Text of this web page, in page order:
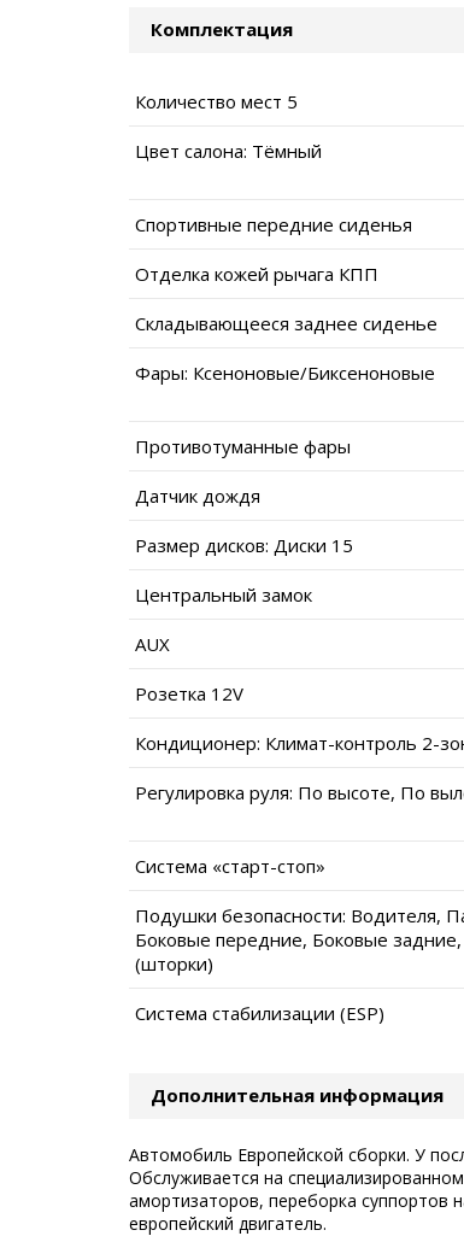
Комплектация
Количество мест 5
Цвет салона: Тёмный
Спортивные передние сиденья
Отделка кожей рычага КПП
Складывающееся заднее сиденье
Фары: Ксеноновые/Биксеноновые
Противотуманные фары
Датчик дождя
Размер дисков: Диски 15
Центральный замок
AUX
Розетка 12V
Кондиционер: Климат-контроль 2-
Регулировка руля: По высоте, По
Система «старт-стоп»
Подушки безопасности: Водителя,
Боковые передние, Боковые
(шторки)
Система стабилизации (ESP)
Дополнительная информация
Автомобиль Европейской сборки. У
Обслуживается на
амортизаторов, переборка суппортов
европейский двигатель.